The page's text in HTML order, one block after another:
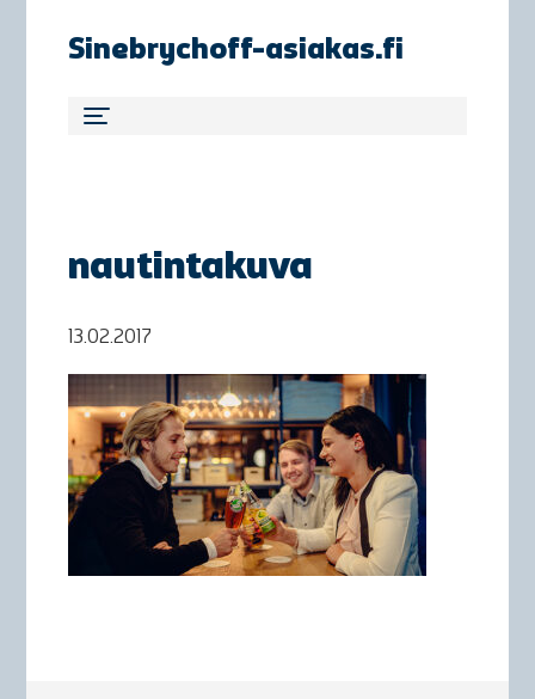
Sinebrychoff-asiakas.fi
nautintakuva
13.02.2017